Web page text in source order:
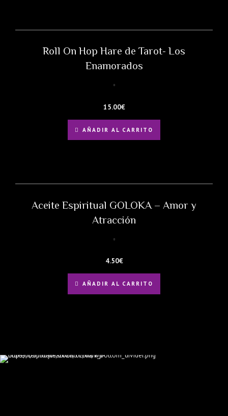
Roll On Hop Hare de Tarot- Los
Enamorados
15.00€
AÑADIR AL CARRITO
Aceite Espiritual GOLOKA – Amor y
Atracción
4.50€
AÑADIR AL CARRITO